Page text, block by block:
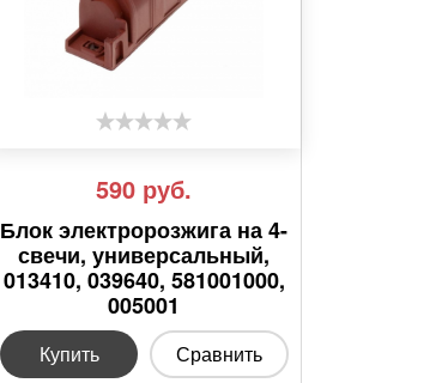
590 руб.
Блок электророзжига на 4-
свечи, универсальный,
013410, 039640, 581001000,
005001
Купить Сравнить